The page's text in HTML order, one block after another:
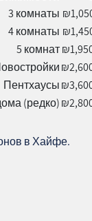
3 комнаты
4 комнаты
5 комнат
Пентхаусы
(редко)
в Хайфе.